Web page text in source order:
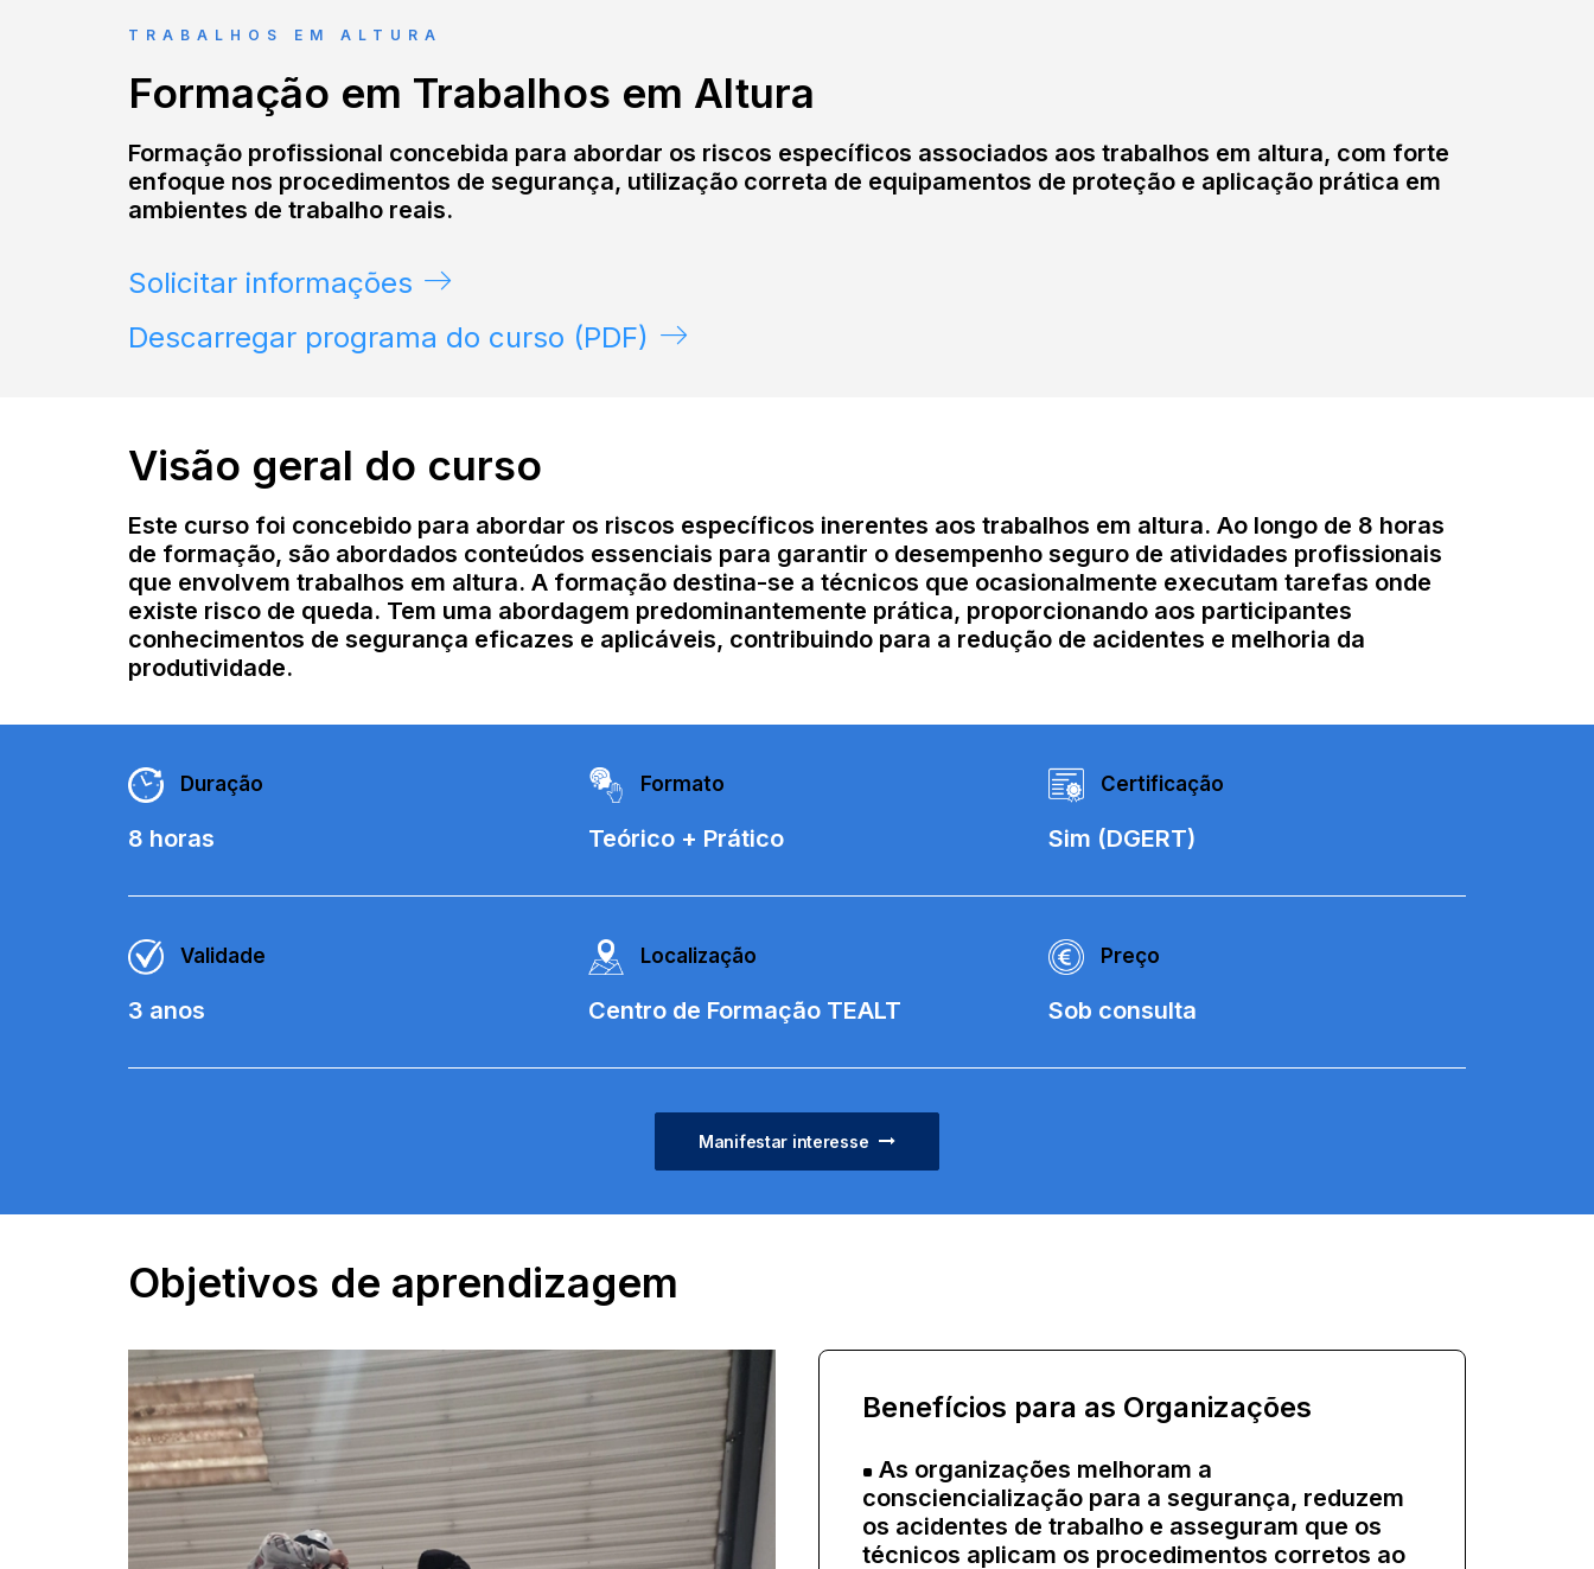
TRABALHOS EM ALTURA
Formação em Trabalhos em Altura
Formação profissional concebida para abordar os riscos específicos associados aos trabalhos em altura, com forte
enfoque nos procedimentos de segurança, utilização correta de equipamentos de proteção e aplicação prática em
ambientes de trabalho reais.
Solicitar informações
Descarregar programa do curso (PDF)
Visão geral do curso
Este curso foi concebido para abordar os riscos específicos inerentes aos trabalhos em altura. Ao longo de 8 horas
de formação, são abordados conteúdos essenciais para garantir o desempenho seguro de atividades profissionais
que envolvem trabalhos em altura. A formação destina-se a técnicos que ocasionalmente executam tarefas onde
existe risco de queda. Tem uma abordagem predominantemente prática, proporcionando aos participantes
conhecimentos de segurança eficazes e aplicáveis, contribuindo para a redução de acidentes e melhoria da
produtividade.
Duração
8 horas
Formato
Teórico + Prático
Certificação
Sim (DGERT)
Validade
3 anos
Localização
Centro de Formação TEALT
Preço
Sob consulta
Manifestar interesse
Objetivos de aprendizagem
Benefícios para as Organizações
As organizações melhoram a
consciencialização para a segurança, reduzem
os acidentes de trabalho e asseguram que os
técnicos aplicam os procedimentos corretos ao